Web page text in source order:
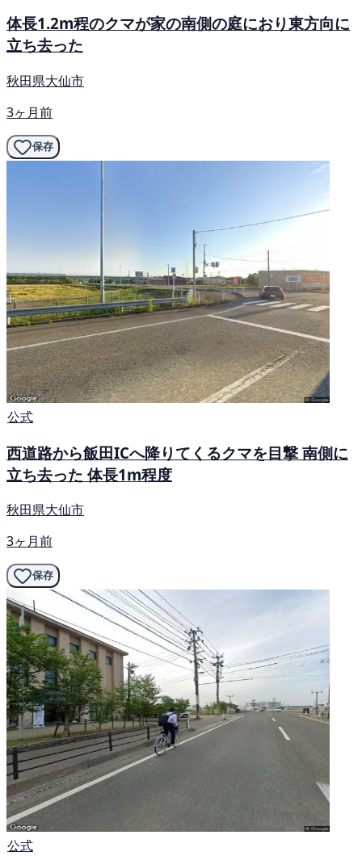
体長1.2m程のクマが家の南側の庭におり東方向に
立ち去った
秋田県大仙市
3ヶ月前
保存
公式
西道路から飯田ICへ降りてくるクマを目撃 南側に
立ち去った 体長1m程度
秋田県大仙市
3ヶ月前
保存
公式